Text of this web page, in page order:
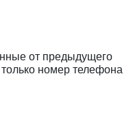
от предыдущего
только номер телефона